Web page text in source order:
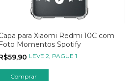
para Xiaomi Redmi 10C com
Foto Momentos Spotify
LEVE 2, PAGUE 1
Comprar